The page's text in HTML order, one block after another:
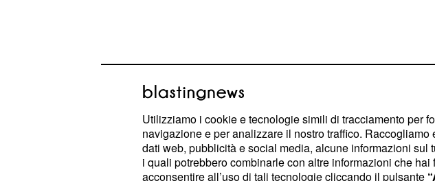
Treni Regionali - Trenitalia e
È certo che i tutti i treni regionali, maggiormente interessati
Utilizziamo i cookie e tecnologie simili di tracciamento per
navigazione e per analizzare il nostro traffico.
dati web, pubblicità e social media, alcune informazioni sul
i quali potrebbero combinarle con altre informazioni che
acconsentire all’uso di tali tecnologie cliccando il pulsante